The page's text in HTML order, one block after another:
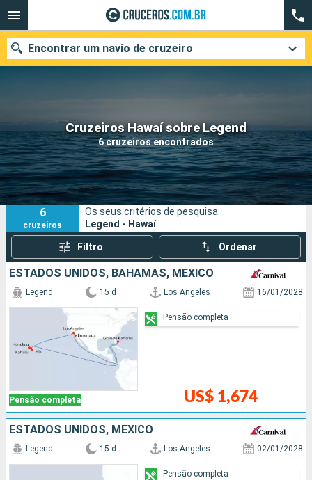
Cruzeiros Hawaí sobre Legend
6 cruzeiros encontrados
Encontrar um navio de cruzeiro
Quando ir?
Data de partida
Cidades Companhias
Pesquisar
6
cruzeiros
Os seus critérios de pesquisa:
Legend - Hawaí
Filtro Ordenar
ESTADOS UNIDOS, BAHAMAS, MÉXICO
Pensão completa
Legend 15 d Los Angeles 16/01/2028
US$ 1,674
Pensão completa
ESTADOS UNIDOS, MÉXICO
Legend 15 d Los Angeles 02/01/2028
Pensão completa